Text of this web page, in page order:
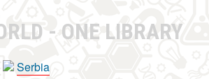
- ONE LIBRARY
Serbia